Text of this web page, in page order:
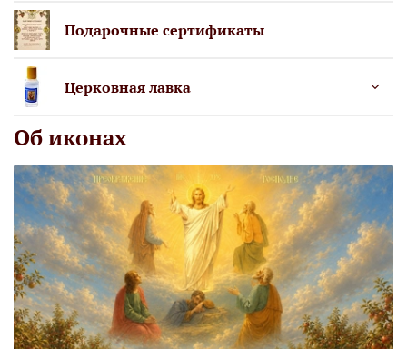
Подарочные сертификаты
Церковная лавка
Об иконах